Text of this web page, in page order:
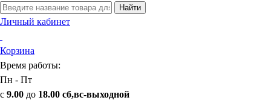
Найти
Личный кабинет
Корзина
Время работы:
Пн - Пт
с 9.00 до 18.00 сб,вс-выходной